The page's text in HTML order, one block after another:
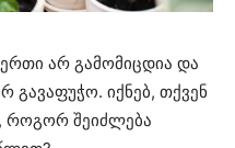
არ გამომიცდია და
გავაფუჭო. იქნებ, თქვენ
როგორ შეიძლება